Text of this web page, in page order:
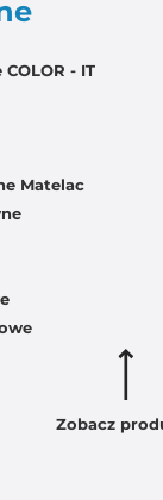
- IT
Matelac
Zobacz